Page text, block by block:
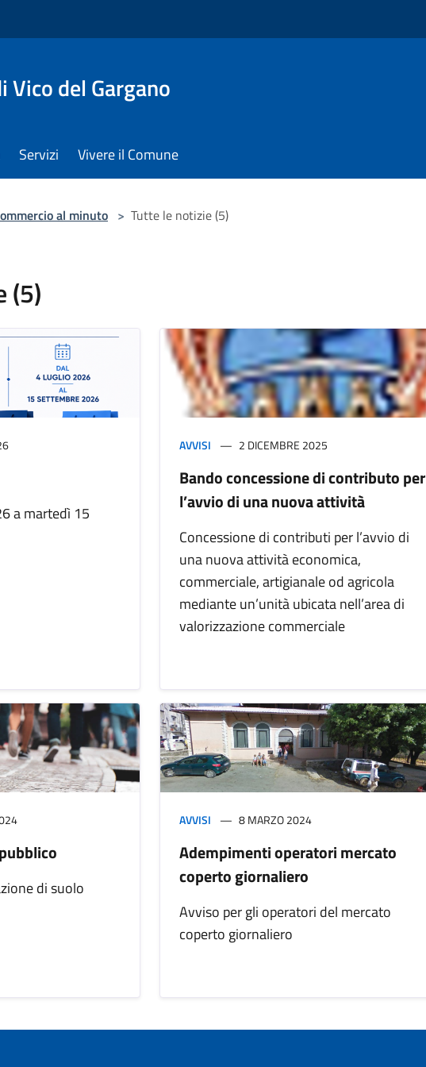
Vico del Gargano
Servizi Vivere il Comune
al minuto > Tutte le notizie (5)
(5)
a martedì 15
AVVISI 2 DICEMBRE 2025
Bando concessione di contributo per
l’avvio di una nuova attività
Concessione di contributi per l’avvio di
una nuova attività economica,
commerciale, artigianale od agricola
mediante un’unità ubicata nell’area di
valorizzazione commerciale
di suolo
AVVISI 8 MARZO 2024
Adempimenti operatori mercato
coperto giornaliero
Avviso per gli operatori del mercato
coperto giornaliero